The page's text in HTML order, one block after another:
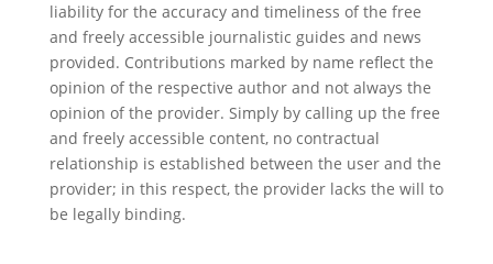
liability for the accuracy and timeliness of the free
and freely accessible journalistic guides and news
provided. Contributions marked by name reflect the
opinion of the respective author and not always the
opinion of the provider. Simply by calling up the free
and freely accessible content, no contractual
relationship is established between the user and the
provider; in this respect, the provider lacks the will to
be legally binding.